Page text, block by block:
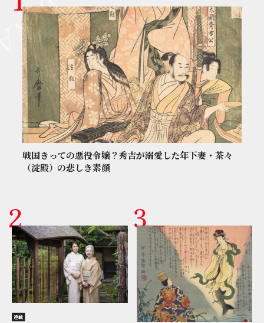
戦国きっての悪役令嬢？秀吉が溺愛した年下妻・茶々
（淀殿）の悲しき素顔
連載